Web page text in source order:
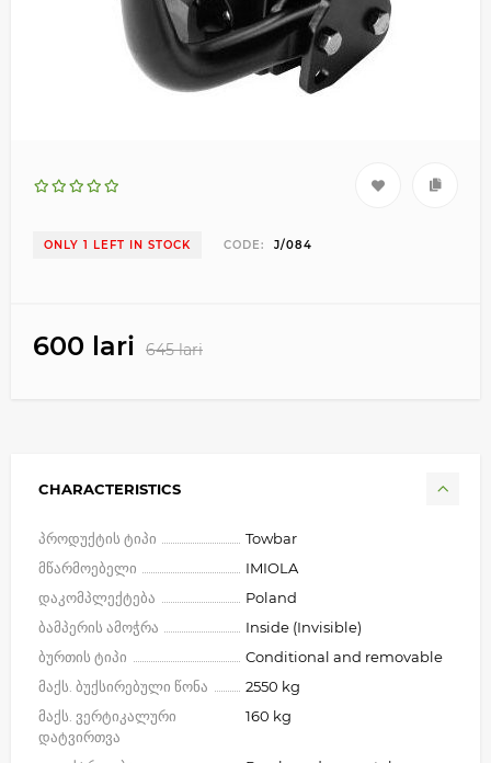
ONLY 1 LEFT IN STOCK CODE: J/084
600 lari 645 lari
CHARACTERISTICS
პროდუქტის ტიპი
Towbar
მწარმოებელი
IMIOLA
დაკომპლექტება
Poland
ბამპერის ამოჭრა
Inside (Invisible)
ბურთის ტიპი
Conditional and removable
მაქს. ბუქსირებული წონა
2550 kg
მაქს. ვერტიკალური
დატვირთვა
160 kg